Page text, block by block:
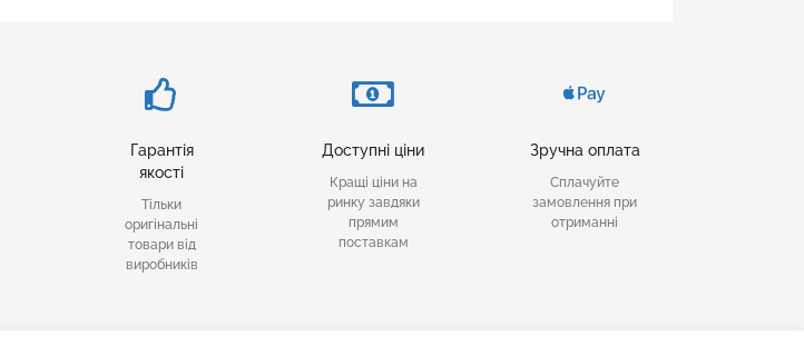
Гарантія
якості
Тільки
оригінальні
товари від
виробників
Доступні ціни
Кращі ціни на
ринку завдяки
прямим
поставкам
Зручна оплата
Сплачуйте
замовлення при
отриманні